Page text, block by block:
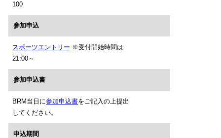
100
参加申込
スポーツエントリー ※受付開始時間は
21:00～
参加申込書
BRM当日に参加申込書をご記入の上提出
してください。
申込期間